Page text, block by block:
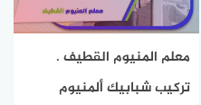
معلم المنيوم القطيف .
تركيب شبابيك ألمنيوم